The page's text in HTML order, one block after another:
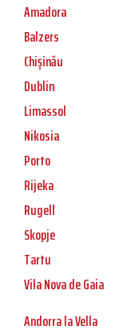
Amadora
Balzers
Chișinău
Dublin
Limassol
Nikosia
Porto
Rijeka
Rugell
Skopje
Tartu
Vila Nova de Gaia
Andorra la Vella